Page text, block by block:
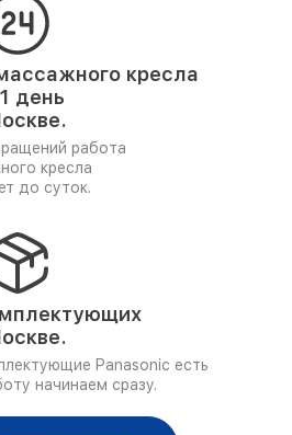
кресла
день
работа
кресла
до суток.
Panasonic есть
начинаем сразу.